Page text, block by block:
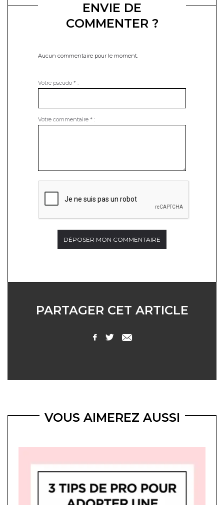
ENVIE DE
COMMENTER ?
Aucun commentaire pour le moment.
Votre pseudo * :
Votre commentaire * :
PARTAGER CET ARTICLE
VOUS AIMEREZ AUSSI